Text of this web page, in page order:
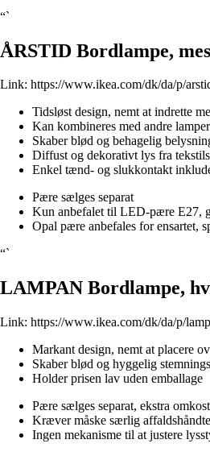
“`
ÅRSTID Bordlampe,
Link: https://www.ikea.com/dk/da/p/
Tidsløst design, nemt at indrette
Kan kombineres med andre
Skaber blød og behagelig
Diffust og dekorativt lys fra
Enkel tænd- og slukkontakt
Pære sælges separat
Kun anbefalet til LED-pære E27,
Opal pære anbefales for ensartet,
“`
LAMPAN Bordlampe,
Link: https://www.ikea.com/dk/da/p/
Markant design, nemt at placere
Skaber blød og hyggelig
Holder prisen lav uden emballage
Pære sælges separat, ekstra
Kræver måske særlig
Ingen mekanisme til at justere